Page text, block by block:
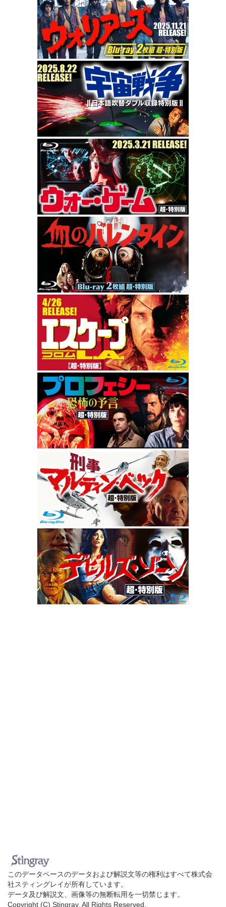
このデータベースのデータおよび解説文等の権利はすべて株式会
社スティングレイが所有しています。
データ及び解説文、画像等の無断転用を一切禁じます。
Copyright (C) Stingray. All Rights Reserved.